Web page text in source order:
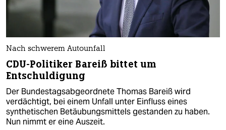
Nach schwerem Autounfall
CDU-Politiker Bareiß bittet um
Entschuldigung
Der Bundestagsabgeordnete Thomas Bareiß wird
verdächtigt, bei einem Unfall unter Einfluss eines
synthetischen Betäubungsmittels gestanden zu haben.
Nun nimmt er eine Auszeit.